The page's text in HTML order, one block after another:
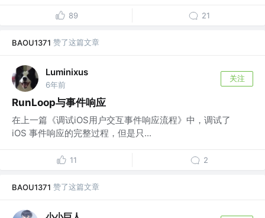
89 21
BAOU1371 赞了这篇文章
Luminixus
6年前
关注
RunLoop与事件响应
在上一篇《调试iOS用户交互事件响应流程》中，调试了
iOS 事件响应的完整过程，但是只...
11 2
BAOU1371 赞了这篇文章